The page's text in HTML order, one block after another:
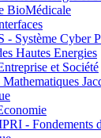
BioMédicale
Système Cyber
Hautes Energies
et Société
- Fondements